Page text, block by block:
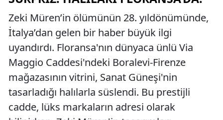
Zeki Müren’in ölümünün 28. yıldönümünde,
İtalya’dan gelen bir haber büyük ilgi
uyandırdı. Floransa'nın dünyaca ünlü Via
Maggio Caddesi'ndeki Boralevi-Firenze
mağazasının vitrini, Sanat Güneşi'nin
tasarladığı halılarla süslendi. Bu prestijli
cadde, lüks markaların adresi olarak